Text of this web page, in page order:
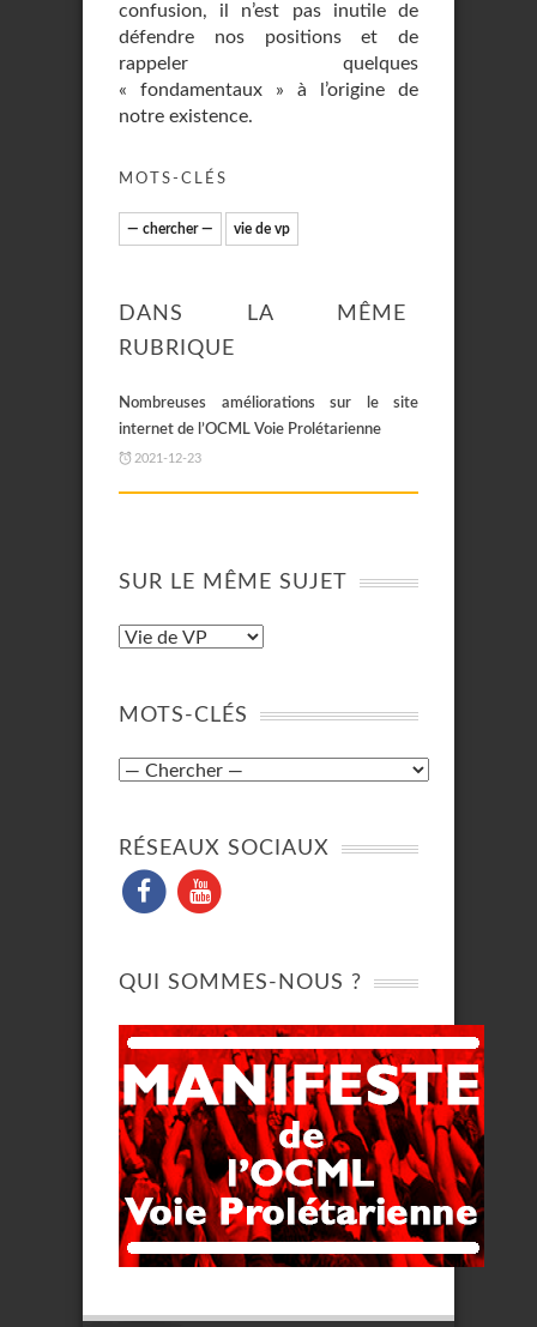
confusion, il n’est pas inutile de
défendre nos positions et de
rappeler quelques
« fondamentaux » à l’origine de
notre existence.
MOTS-CLÉS
— chercher — vie de vp
DANS LA MÊME
RUBRIQUE
Nombreuses améliorations sur le site
internet de l’OCML Voie Prolétarienne
2021-12-23
SUR LE MÊME SUJET
MOTS-CLÉS
RÉSEAUX SOCIAUX
QUI SOMMES-NOUS ?